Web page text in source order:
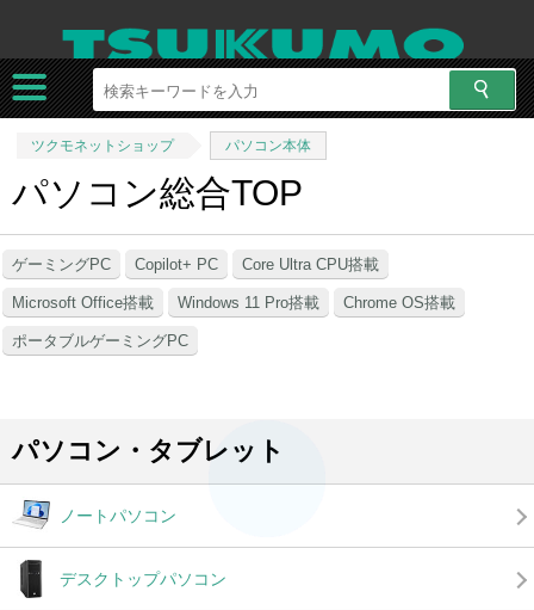
ツクモネットショップ パソコン本体
パソコン総合TOP
ゲーミングPC Copilot+ PC Core Ultra CPU搭載
Microsoft Office搭載 Windows 11 Pro搭載 Chrome OS搭載
ポータブルゲーミングPC
パソコン・タブレット
ノートパソコン
デスクトップパソコン